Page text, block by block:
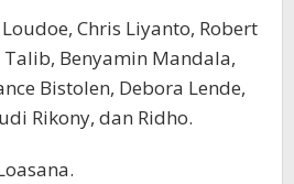
Chris Liyanto, Robert
Benyamin Mandala,
Bistolen, Debora Lende,
Rikony, dan Ridho.